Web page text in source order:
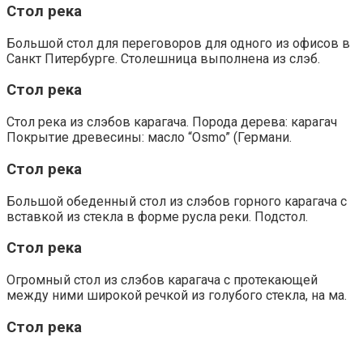
Стол река
Большой стол для переговоров для одного из офисов в
Санкт Питербурге. Столешница выполнена из слэб.
Стол река
Стол река из слэбов карагача. Порода дерева: карагач
Покрытие древесины: масло “Osmo” (Германи.
Стол река
Большой обеденный стол из слэбов горного карагача с
вставкой из стекла в форме русла реки. Подстол.
Стол река
Огромный стол из слэбов карагача с протекающей
между ними широкой речкой из голубого стекла, на ма.
Стол река